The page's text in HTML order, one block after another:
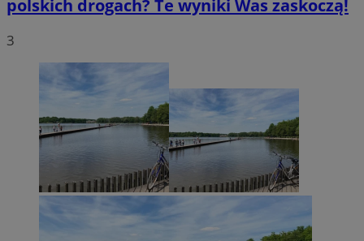
polskich drogach? Te wyniki Was zaskoczą!
3